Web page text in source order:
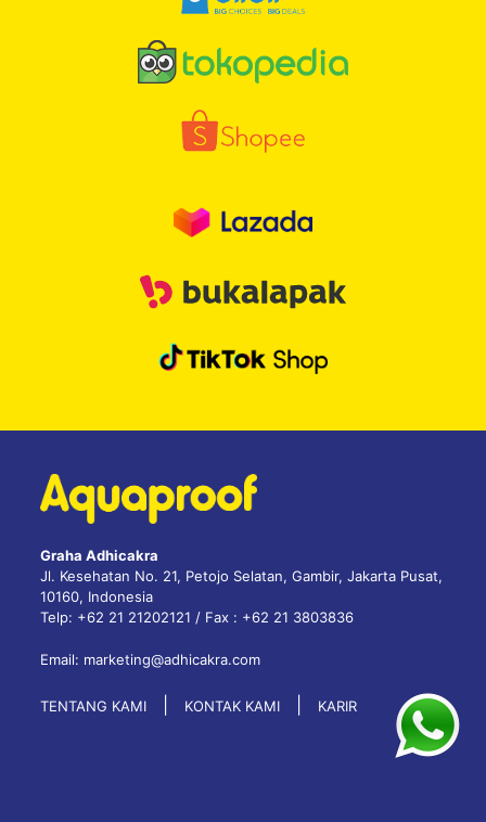
Graha Adhicakra
Jl. Kesehatan No. 21, Petojo Selatan, Gambir, Jakarta Pusat,
10160, Indonesia
Telp: +62 21 21202121 / Fax : +62 21 3803836
Email: marketing@adhicakra.com
TENTANG KAMI KONTAK KAMI KARIR